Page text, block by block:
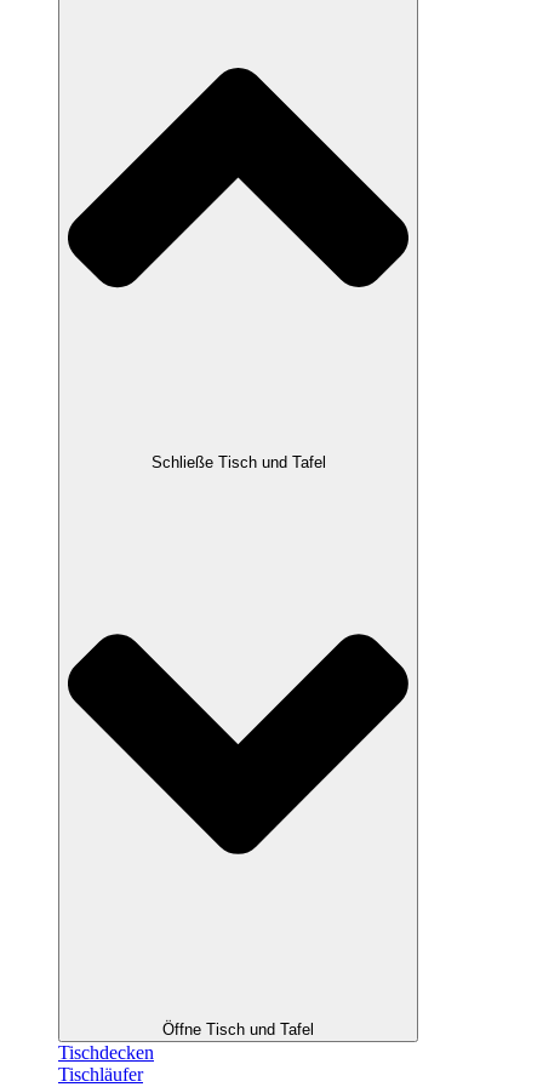
Schließe Tisch und Tafel
Öffne Tisch und Tafel
Tischdecken
Tischläufer